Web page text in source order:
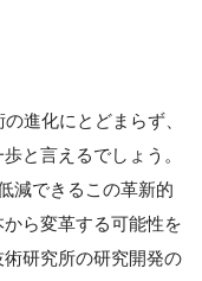
進化にとどまらず、
と言えるでしょう。
減できるこの革新的
ら変革する可能性を
研究所の研究開発の